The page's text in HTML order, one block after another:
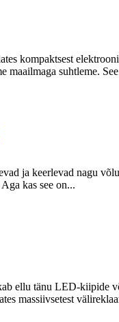
kompaktsest
maailmaga suhtleme.
ja keerlevad nagu
kas see on...
ellu tänu LED-kiipide
massiivsetest